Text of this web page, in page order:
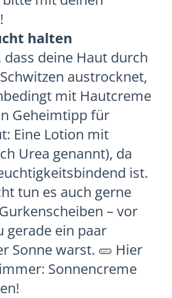
halten
deine Haut durch
austrocknet,
mit Hautcreme
Geheimtipp für
Eine Lotion mit
Urea genannt), da
ist.
tun es auch gerne
– vor
gerade ein paar
Sonne warst. 🥒 Hier
Sonnencreme